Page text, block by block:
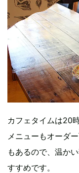
カフェタイムは20
メニューもオーダ
もあるので、温か
すすめです。